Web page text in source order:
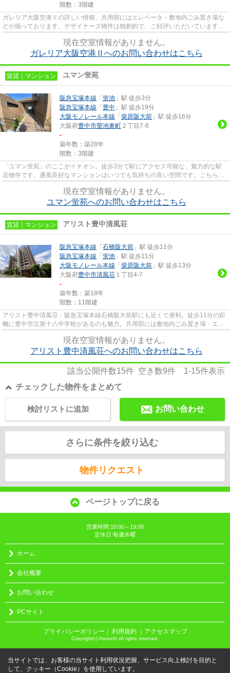
階数：3階建
ガレリア大阪空港Ⅱの詳しい情報。共用部にはエレベータ・敷地内ごみ置き場な
どが揃っております。デザイナーズ物件は独創的で、ご好評いただいています。
現在空室情報がありません。
ガレリア大阪空港Ⅱへのお問い合わせはこちら
賃貸｜マンション ユマン蛍苑
阪急宝塚本線 「 蛍池 」駅 徒歩3分
阪急宝塚本線 「 豊中 」駅 徒歩19分
大阪モノレール本線 「 柴原阪大前 」駅 徒歩16分
大阪府豊中市螢池東町 ２丁目7-8
-
築年数：築28年
階数：3階建
「ユマン蛍苑」のここがイチオシ。徒歩3分で駅にアクセス可能な、魅力的な駅
近物件です。通風良好なマンションはいつでも気持ちの良い空間です。こちらは
現在空室情報がありません。
ユマン蛍苑へのお問い合わせはこちら
賃貸｜マンション アリスト豊中清風荘
阪急宝塚本線 「 石橋阪大前 」駅 徒歩11分
阪急宝塚本線 「 蛍池 」駅 徒歩11分
大阪モノレール本線 「 柴原阪大前 」駅 徒歩13分
大阪府豊中市清風荘 １丁目4-7
-
築年数：築18年
階数：11階建
アリスト豊中清風荘：阪急宝塚本線石橋阪大前駅にも近くて便利。徒歩11分の距
離に豊中市立第十八中学校があるのも魅力。共用部には敷地内ごみ置き場・エレ
現在空室情報がありません。
アリスト豊中清風荘へのお問い合わせはこちら
該当公開件数15件 空き数9件 1-15件表示
チェックした物件をまとめて
お問い合わせ
検討リストに追加
さらに条件を絞り込む
物件リクエスト
ページトップに戻る
営業時間:10:00～19:00
定休日:毎週水曜
ホーム
会社概要
お問い合わせ
PCサイト
プライバシーポリシー ｜ 利用規約 ｜アクセスマップ
Copyright(c) Housefit All rights reserved.
当サイトでは、お客様の当サイト利用状況把握、サービス向上検討を目的と
して、クッキー（Cookie）を使用しています。